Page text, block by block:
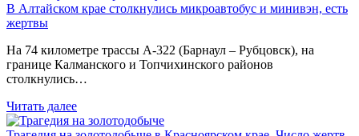
В Алтайском крае столкнулись микроавтобус и минивэн, есть
жертвы
На 74 километре трассы А-322 (Барнаул – Рубцовск), на
границе Калманского и Топчихинского районов
столкнулись…
Читать далее